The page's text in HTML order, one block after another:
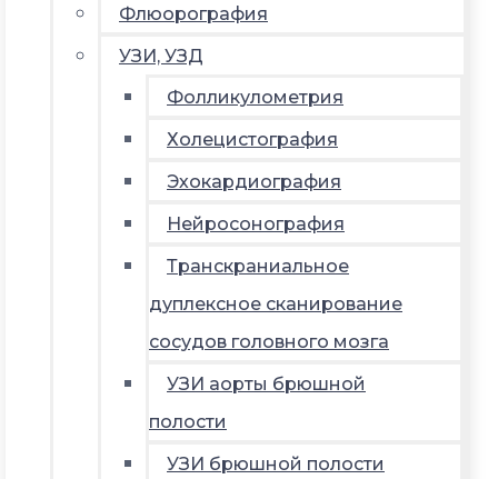
Флюорография
УЗИ, УЗД
Фолликулометрия
Холецистография
Эхокардиография
Нейросонография
Транскраниальное
дуплексное сканирование
сосудов головного мозга
УЗИ аорты брюшной
полости
УЗИ брюшной полости